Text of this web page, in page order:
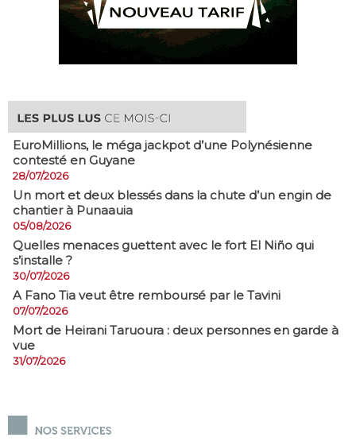
EuroMillions, ​le méga jackpot d’une Polynésienne
contesté en Guyane
28/07/2026
​Un mort et deux blessés dans la chute d’un engin de
chantier à Punaauia
05/08/2026
Quelles menaces guettent avec le fort El Niño qui
s’installe ?
30/07/2026
A Fano Tia veut être remboursé par le Tavini
07/07/2026
Mort de Heirani Taruoura : deux personnes en garde à
vue
31/07/2026